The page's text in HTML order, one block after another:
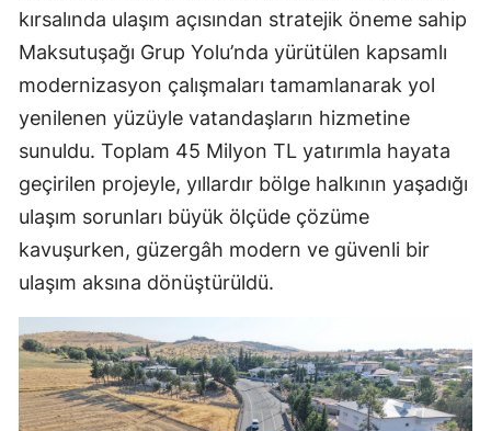
kırsalında ulaşım açısından stratejik öneme sahip
Maksutuşağı Grup Yolu’nda yürütülen kapsamlı
modernizasyon çalışmaları tamamlanarak yol
yenilenen yüzüyle vatandaşların hizmetine
sunuldu. Toplam 45 Milyon TL yatırımla hayata
geçirilen projeyle, yıllardır bölge halkının yaşadığı
ulaşım sorunları büyük ölçüde çözüme
kavuşurken, güzergâh modern ve güvenli bir
ulaşım aksına dönüştürüldü.